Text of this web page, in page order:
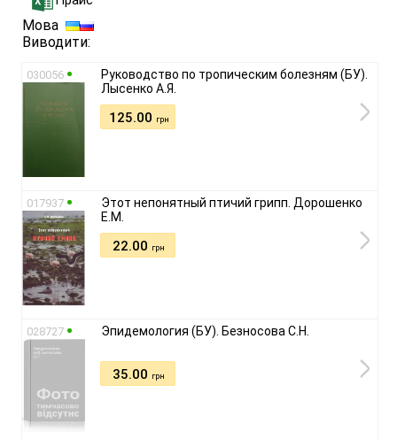
Мова
Виводити:
030056
Руководство по тропическим болезням (БУ).
Лысенко А.Я.
125.00 грн
017937
Этот непонятный птичий грипп. Дорошенко
Е.М.
22.00 грн
028727 Эпидемология (БУ). Безносова С.Н.
35.00 грн